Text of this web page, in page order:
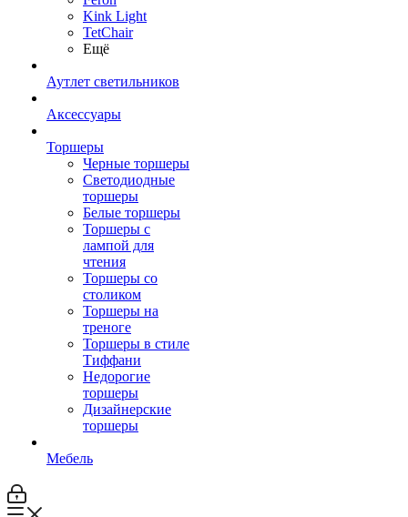
Kink Light
TetСhair
Ещё
Аутлет светильников
Аксессуары
Торшеры
Черные торшеры
Светодиодные
торшеры
Белые торшеры
Торшеры с
лампой для
чтения
Торшеры со
столиком
Торшеры на
треноге
Торшеры в стиле
Тиффани
Недорогие
торшеры
Дизайнерские
торшеры
Мебель